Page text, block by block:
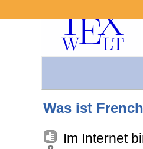
Was ist
Im Internet